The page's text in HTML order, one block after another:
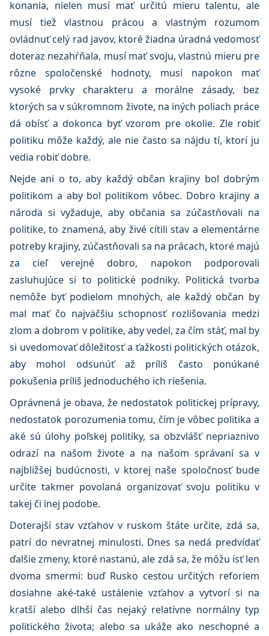
konania, nielen musí mať určitú mieru talentu, ale
musí tiež vlastnou prácou a vlastným rozumom
ovládnuť celý rad javov, ktoré žiadna úradná vedomosť
doteraz nezahŕňala, musí mať svoju, vlastnú mieru pre
rôzne spoločenské hodnoty, musí napokon mať
vysoké prvky charakteru a morálne zásady, bez
ktorých sa v súkromnom živote, na iných poliach práce
dá obísť a dokonca byť vzorom pre okolie. Zle robiť
politiku môže každý, ale nie často sa nájdu tí, ktorí ju
vedia robiť dobre.
Nejde ani o to, aby každý občan krajiny bol dobrým
politikom a aby bol politikom vôbec. Dobro krajiny a
národa si vyžaduje, aby občania sa zúčastňovali na
politike, to znamená, aby živé cítili stav a elementárne
potreby krajiny, zúčastňovali sa na prácach, ktoré majú
za cieľ verejné dobro, napokon podporovali
zasluhujúce si to politické podniky. Politická tvorba
nemôže byť podielom mnohých, ale každý občan by
mal mať čo najväčšiu schopnosť rozlišovania medzi
zlom a dobrom v politike, aby vedel, za čím stáť, mal by
si uvedomovať dôležitosť a ťažkosti politických otázok,
aby mohol odsunúť až príliš často ponúkané
pokušenia príliš jednoduchého ich riešenia.
Oprávnená je obava, že nedostatok politickej prípravy,
nedostatok porozumenia tomu, čím je vôbec politika a
aké sú úlohy poľskej politiky, sa obzvlášť nepriaznivo
odrazí na našom živote a na našom správaní sa v
najbližšej budúcnosti, v ktorej naše spoločnosť bude
určite takmer povolaná organizovať svoju politiku v
takej či inej podobe.
Doterajší stav vzťahov v ruskom štáte určite, zdá sa,
patrí do nevratnej minulosti. Dnes sa nedá predvídať
ďalšie zmeny, ktoré nastanú, ale zdá sa, že môžu ísť len
dvoma smermi: buď Rusko cestou určitých reforiem
dosiahne aké-také ustálenie vzťahov a vytvorí si na
kratší alebo dlhší čas nejaký relatívne normálny typ
politického života; alebo sa ukáže ako neschopné a